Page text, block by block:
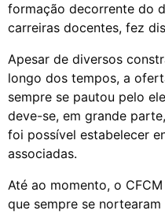
formação decorrente do
carreiras docentes, fez
Apesar de diversos
longo dos tempos, a
sempre se pautou pelo
deve-se, em grande
foi possível estabelecer
associadas.
Até ao momento, o
que sempre se